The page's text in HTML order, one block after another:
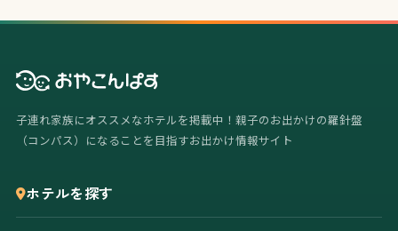
子連れ家族にオススメなホテルを掲載中！親子のお出かけの羅針盤
（コンパス）になることを目指すお出かけ情報サイト
ホテルを探す